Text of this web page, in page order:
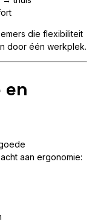
die flexibiliteit
door één werkplek.
en
aan ergonomie: